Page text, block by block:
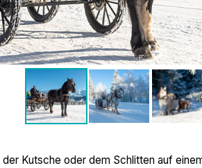
Kutsche oder dem Schlitten auf